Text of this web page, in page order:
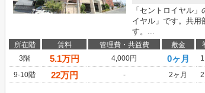
「セントロイヤル
イヤル」です。共用
す。...
所在階 賃料 管理費・共益費 敷金
3階
5.1万円 4,000円 0ヶ月
9-10階
22万円 - 2ヶ月